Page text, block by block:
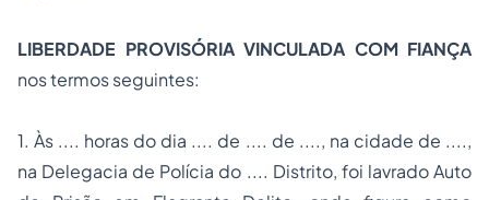
LIBERDADE PROVISÓRIA VINCULADA COM FIANÇA
nos termos seguintes:
1. Às .... horas do dia .... de .... de ...., na cidade de ....,
na Delegacia de Polícia do .... Distrito, foi lavrado Auto